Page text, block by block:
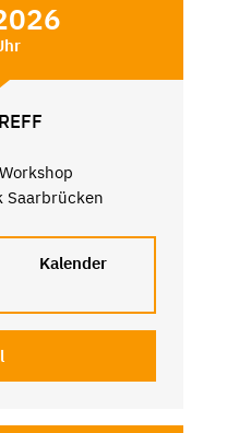
Saarbrücken
Kalender